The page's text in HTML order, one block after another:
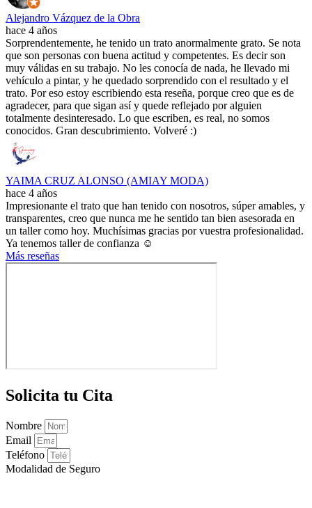
Alejandro Vázquez de la Obra
hace 4 años
Sorprendentemente, he tenido un trato anormalmente grato. Se nota
que son personas con buena actitud y competentes. Es decir son
muy válidas en su trabajo. No les conocía de nada, he llevado mi
vehículo a pintar, y he quedado sorprendido con el resultado y el
trato. Por eso estoy escribiendo esta reseña, porque creo que es de
agradecer, para que sigan así y quede reflejado por alguien
totalmente desinteresado. Lo que escriben, es real, no somos
conocidos. Gran descubrimiento. Volveré :)
YAIMA CRUZ ALONSO (AMIAY MODA)
hace 4 años
Impresionante el trato que han tenido con nosotros, súper amables, y
transparentes, creo que nunca me he sentido tan bien asesorada en
un taller como hoy. Muchísimas gracias por vuestra profesionalidad.
Ya tenemos taller de confianza ☺️
Más reseñas
Solicita tu Cita
Nombre
Email
Teléfono
Modalidad de Seguro